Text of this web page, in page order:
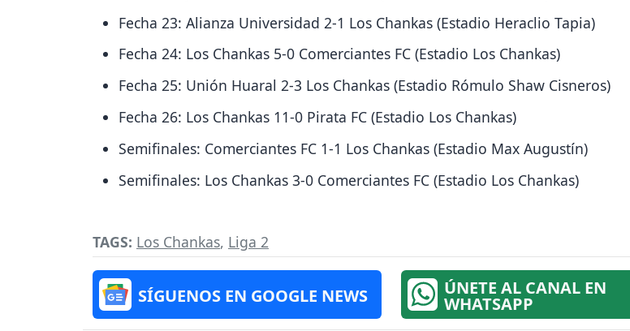
Fecha 23: Alianza Universidad 2-1 Los Chankas (Estadio Heraclio Tapia)
Fecha 24: Los Chankas 5-0 Comerciantes FC (Estadio Los Chankas)
Fecha 25: Unión Huaral 2-3 Los Chankas (Estadio Rómulo Shaw Cisneros)
Fecha 26: Los Chankas 11-0 Pirata FC (Estadio Los Chankas)
Semifinales: Comerciantes FC 1-1 Los Chankas (Estadio Max Augustín)
Semifinales: Los Chankas 3-0 Comerciantes FC (Estadio Los Chankas)
TAGS: Los Chankas, Liga 2
SÍGUENOS EN GOOGLE NEWS ÚNETE AL CANAL EN
WHATSAPP